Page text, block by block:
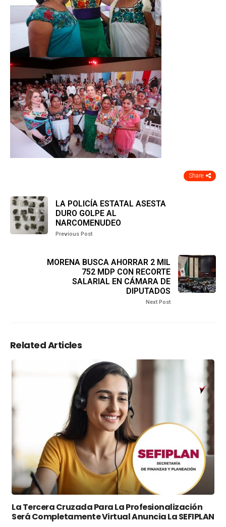
Share
LA POLICÍA ESTATAL ASESTA
DURO GOLPE AL
NARCOMENUDEO
Previous Post
MORENA BUSCA AHORRAR 2 MIL
752 MDP CON RECORTE
SALARIAL EN CÁMARA DE
DIPUTADOS
Next Post
Related Articles
La Tercera Cruzada Para La Profesionalización
Será Completamente Virtual Anuncia La SEFIPLAN